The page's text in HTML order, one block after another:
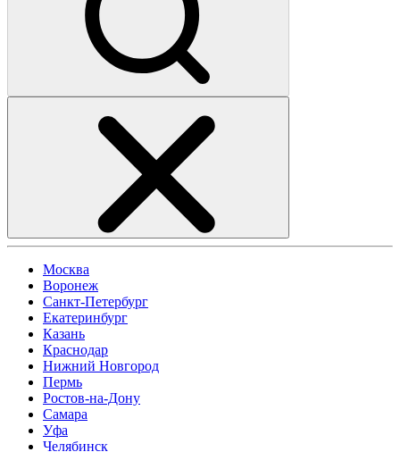
Москва
Воронеж
Санкт-Петербург
Екатеринбург
Казань
Краснодар
Нижний Новгород
Пермь
Ростов-на-Дону
Самара
Уфа
Челябинск